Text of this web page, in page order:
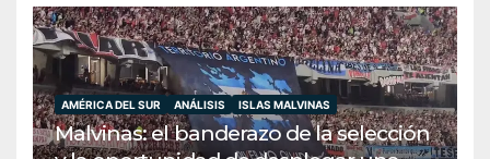
AMÉRICA DEL SUR ANÁLISIS ISLAS MALVINAS
Malvinas: el banderazo de la selección